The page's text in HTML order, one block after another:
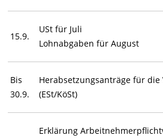
15.9.
USt für Juli
Lohnabgaben für August
Bis
30.9.
Herabsetzungsanträge für die
(ESt/KöSt)
Erklärung